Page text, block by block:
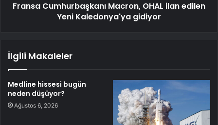
Fransa Cumhurbaşkanı Macron, OHAL ilan edilen
Yeni Kaledonya'ya gidiyor
İlgili Makaleler
Medline hissesi bugün
neden düşüyor?
Ağustos 6, 2026